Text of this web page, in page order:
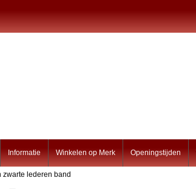
Informatie Winkelen op Merk Openingstijden
lederen band